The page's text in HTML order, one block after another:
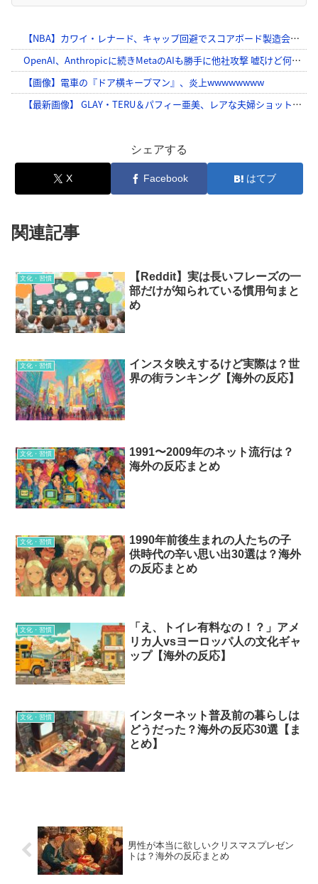
シェアする
X Facebook はてブ
関連記事
文化・習慣
【Reddit】実は長いフレーズの一
部だけが知られている慣用句まと
め
文化・習慣
インスタ映えするけど実際は？世
界の街ランキング【海外の反応】
文化・習慣
1991〜2009年のネット流行は？
海外の反応まとめ
文化・習慣
1990年前後生まれの人たちの子
供時代の辛い思い出30選は？海外
の反応まとめ
文化・習慣
「え、トイレ有料なの！？」アメ
リカ人vsヨーロッパ人の文化ギャ
ップ【海外の反応】
文化・習慣
インターネット普及前の暮らしは
どうだった？海外の反応30選【ま
とめ】
男性が本当に欲しいクリスマスプレゼン
トは？海外の反応まとめ